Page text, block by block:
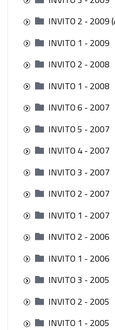
INVITO 2 - 2009
INVITO 1 - 2009
INVITO 2 - 2008
INVITO 1 - 2008
INVITO 6 - 2007
INVITO 5 - 2007
INVITO 4 - 2007
INVITO 3 - 2007
INVITO 2 - 2007
INVITO 1 - 2007
INVITO 2 - 2006
INVITO 1 - 2006
INVITO 3 - 2005
INVITO 2 - 2005
INVITO 1 - 2005